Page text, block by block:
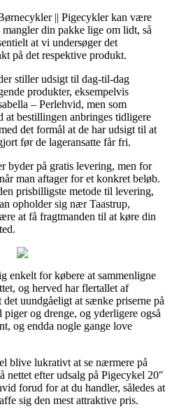
|| Pigecykler kan være
din pakke lige om lidt, så
at vi undersøger det
på det respektive produkt.
stiller udsigt til dag-til-dag
produkter, eksempelvis
– Perlehvid, men som
at bestillingen anbringes tidligere
det formål at de har udsigt til at
før de lageransatte får fri.
byder på gratis levering, men for
man aftager for et konkret beløb.
prisbilligste metode til levering,
opholder sig nær Taastrup,
at få fragtmanden til at køre din
enkelt for købere at sammenligne
og herved har flertallet af
uundgåeligt at sænke priserne på
og drenge, og yderligere også
og endda nogle gange love
blive lukrativt at se nærmere på
nettet efter udsalg på Pigecykel 20″
forud for at du handler, således at
sig den mest attraktive pris.